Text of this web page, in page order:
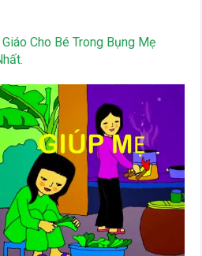
Cho Bé Trong Bụng Mẹ